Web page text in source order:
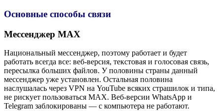
Основные способы связи
Мессенджер MAX
Национальный мессенджер, поэтому работает и будет
работать всегда все: веб-версия, текстовая и голосовая связь,
пересылка больших файлов. У половины страны данный
мессенджер уже установлен. Остальная половина
наслушалась через VPN на YouTube всяких страшилок и типа,
не рискует пользоваться MAX. Веб-версии WhatsApp и
Telegram заблокированы — с компьютера не работают.